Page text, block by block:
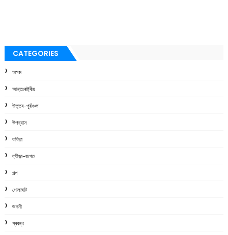
CATEGORIES
অসম
আন্তঃৰাষ্ট্ৰীয়
উত্তৰ-পূৰ্বাঞ্চল
উপন্যাস
কবিতা
ক্রীড়া-জগত
গল্প
গোলাঘাট
জননী
প্ৰবন্ধ